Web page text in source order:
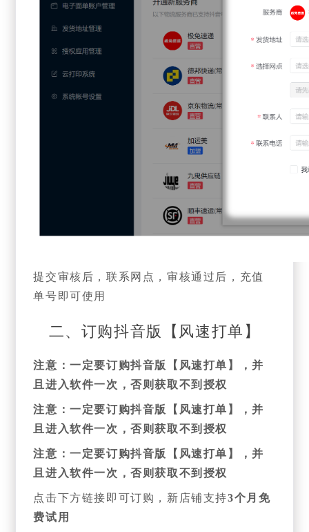
提交审核后，联系网点，审核通过后，充值
单号即可使用
二、订购抖音版【风速打单】
注意：一定要订购抖音版【风速打单】，并
且进入软件一次，否则获取不到授权
注意：一定要订购抖音版【风速打单】，并
且进入软件一次，否则获取不到授权
注意：一定要订购抖音版【风速打单】，并
且进入软件一次，否则获取不到授权
点击下方链接即可订购，新店铺支持3个月免
费试用